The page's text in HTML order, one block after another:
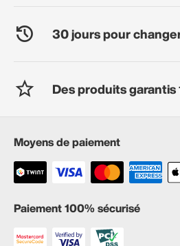
30 jours pour
Des produits
Moyens de paiement
Paiement 100% sécurisé